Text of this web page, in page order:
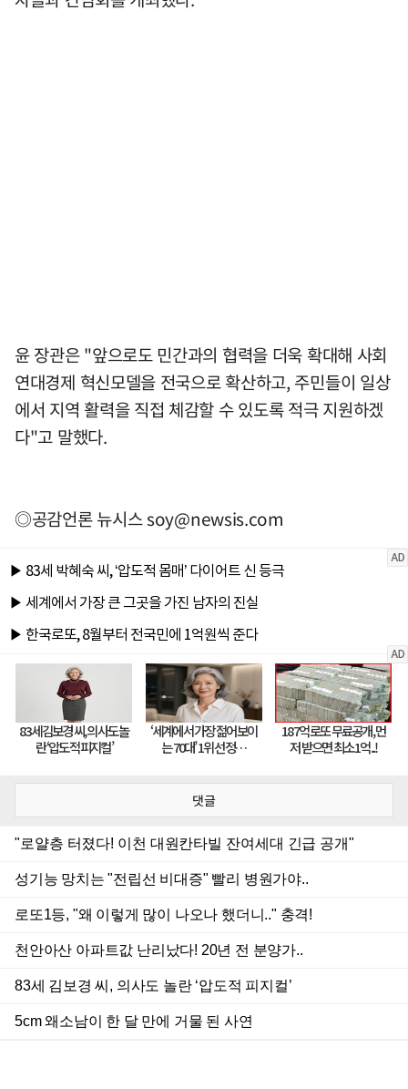
윤 장관은 "앞으로도 민간과의 협력을 더욱 확대해 사회
연대경제 혁신모델을 전국으로 확산하고, 주민들이 일상
에서 지역 활력을 직접 체감할 수 있도록 적극 지원하겠
다"고 말했다.
◎공감언론 뉴시스soy@newsis.com
댓글